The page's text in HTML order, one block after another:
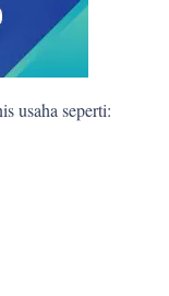
usaha seperti: